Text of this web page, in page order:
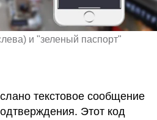
и "зеленый паспорт"
текстовое сообщение
Этот код